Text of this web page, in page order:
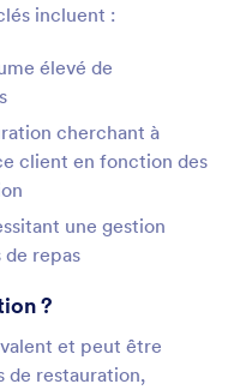
incluent :
élevé de
cherchant à
client en fonction des
une gestion
repas
?
et peut être
de restauration,